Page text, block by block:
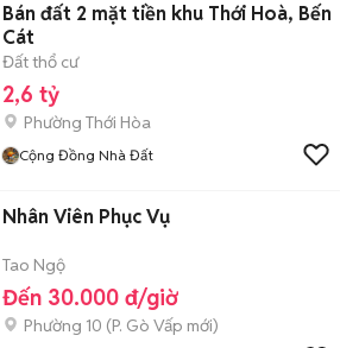
Bán đất 2 mặt tiền khu Thới Hoà, Bến
Cát
Đất thổ cư
2,6 tỷ
Phường Thới Hòa
Cộng Đồng Nhà Đất
Nhân Viên Phục Vụ
Tao Ngộ
Đến 30.000 đ/giờ
Phường 10 (P. Gò Vấp mới)